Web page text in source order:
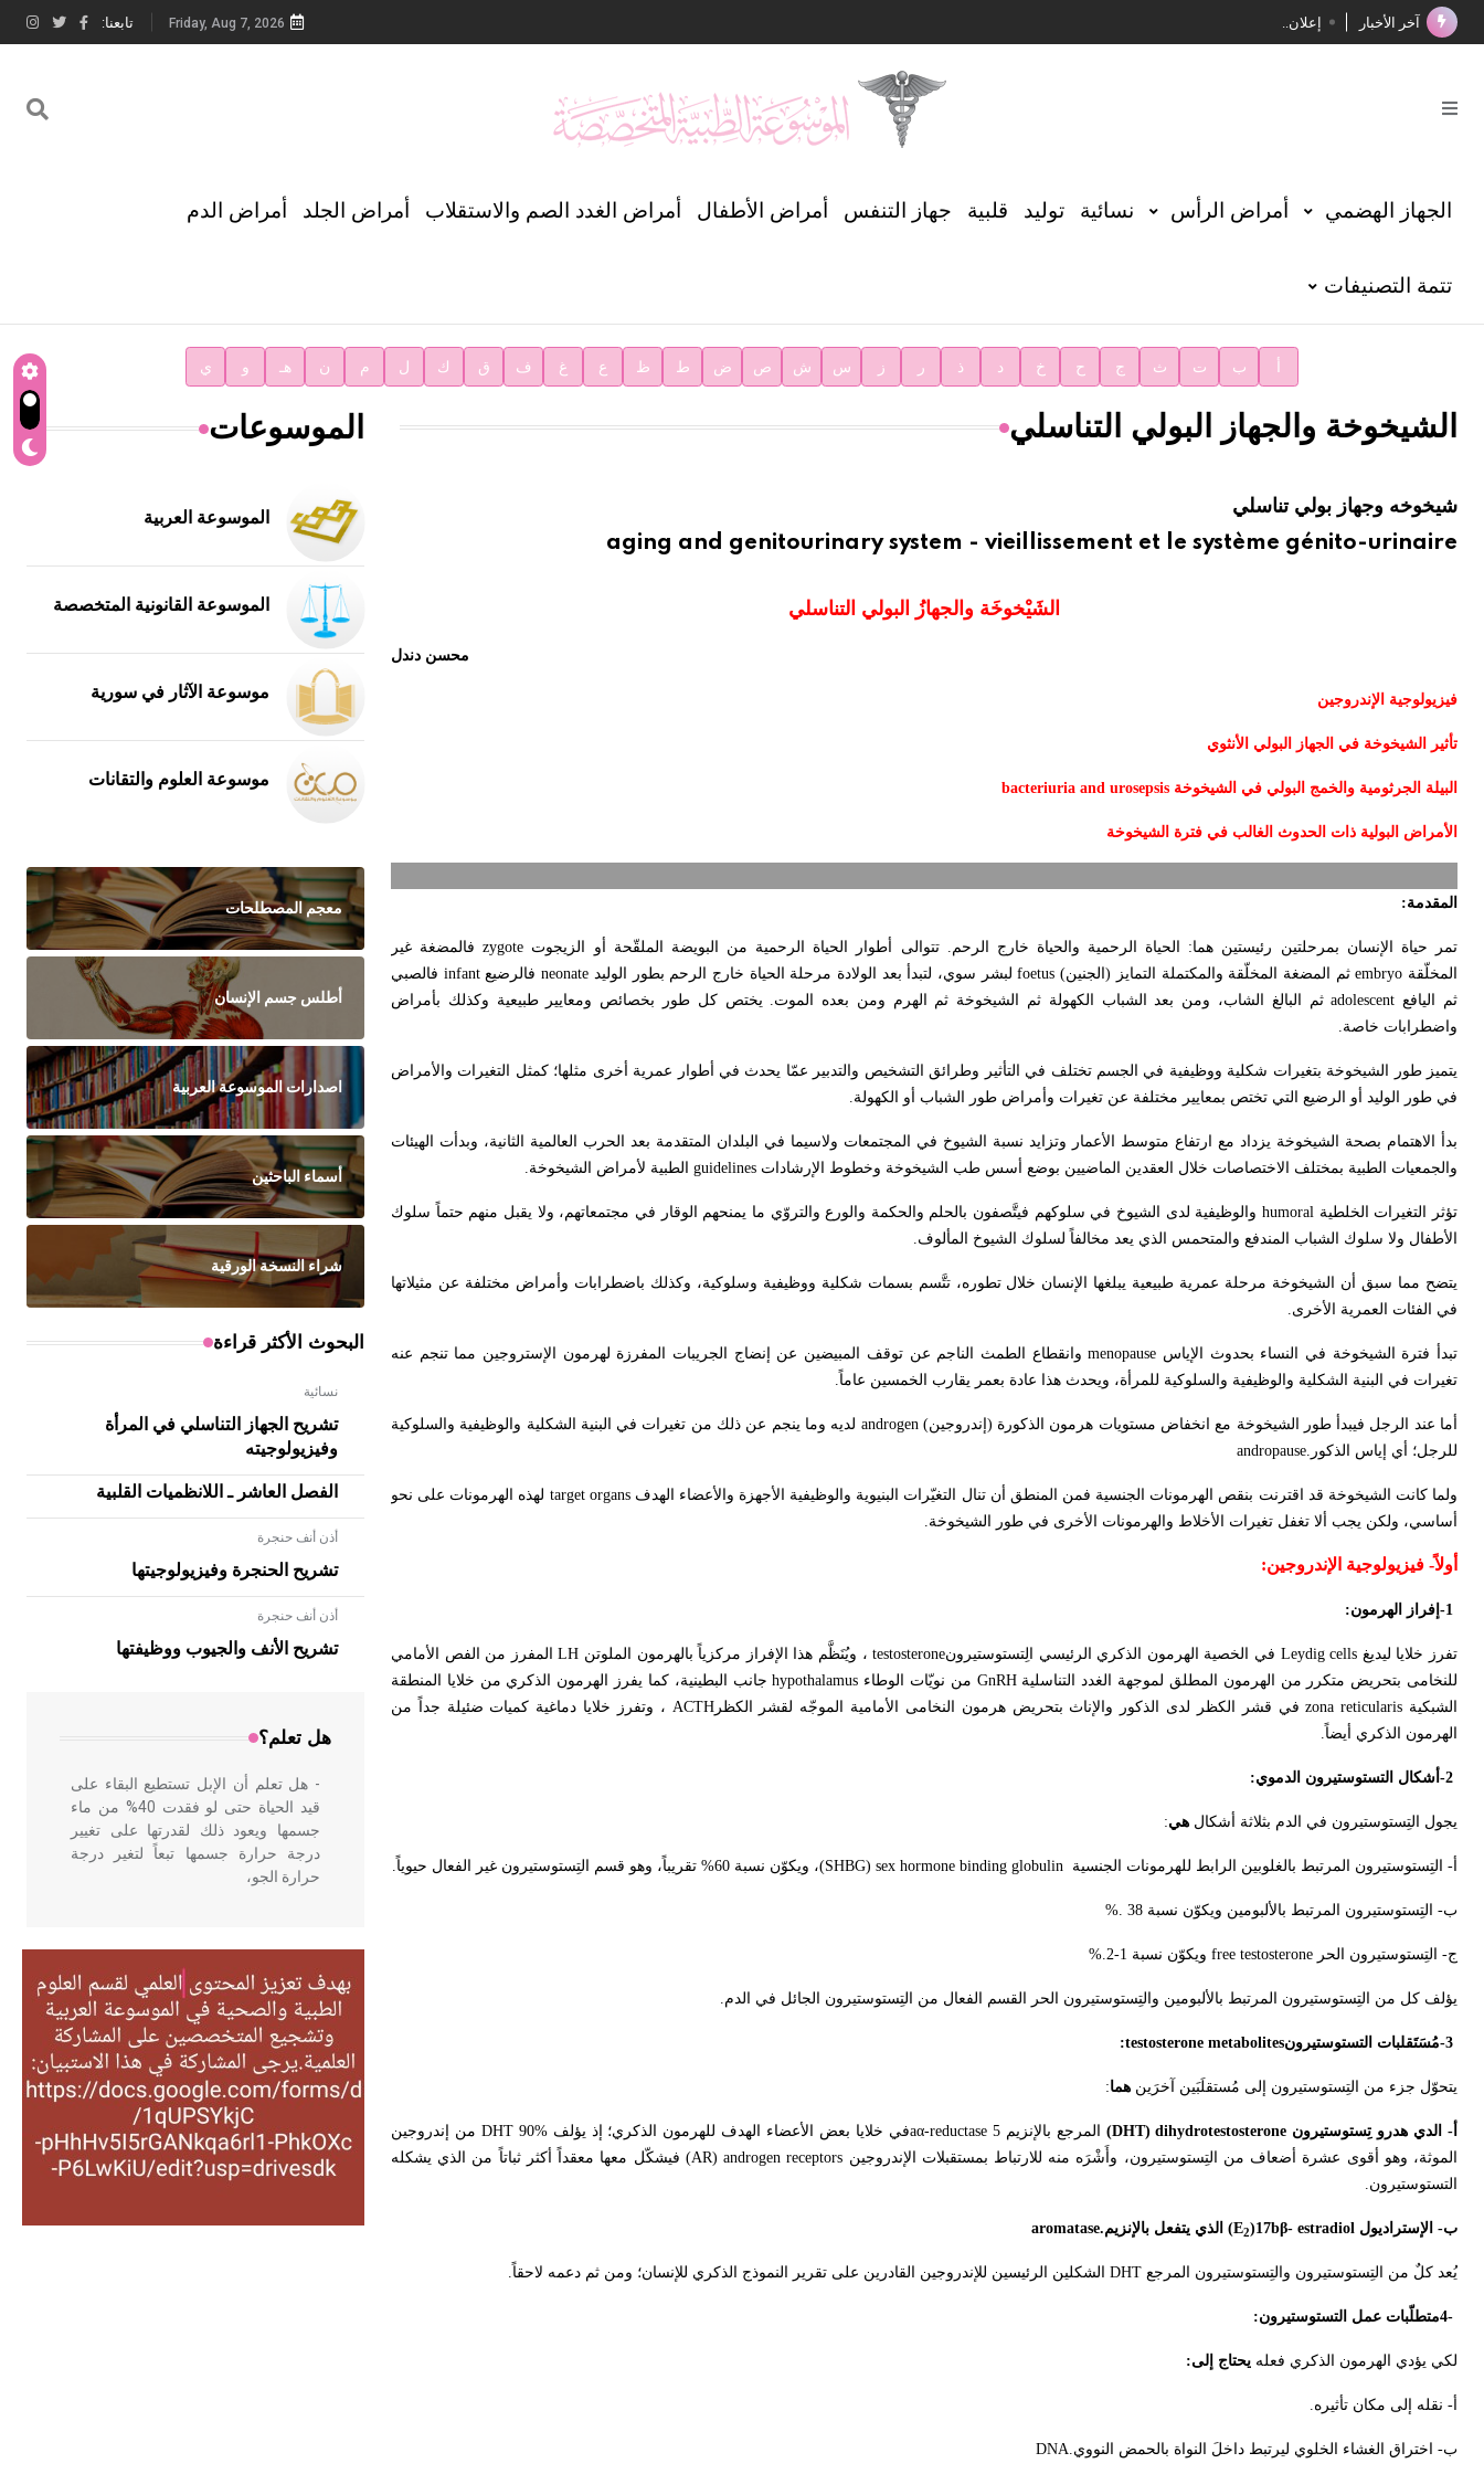
آخر الأخبار إعلان..
توصيات مجلس الإدارة
الأستاذ إياد خالد الطباع مدير عام لهيئة الموسوعة العربية
Friday, Aug 7, 2026 تابعنا:
الجهاز الهضمي أمراض الرأس نسائية توليد قلبية جهاز التنفس أمراض الأطفال أمراض الغدد الصم والاستقلاب أمراض الجلد أمراض الدم
تتمة التصنيفات
ب ت ث ج ح خ د ذ ر ز س ش ص ض ط ظ ع غ ف ق ك ل م ن هـ و ي
الشيخوخة والجهاز البولي التناسلي
شيخوخه وجهاز بولي تناسلي
aging and genitourinary system - vieillissement et le système génito-urinaire
الشَيْخوخَة والجهازُ البولي التناسلي
محسن دندل
فيزيولوجية الإندروجين
تأثير الشيخوخة في الجهاز البولي الأنثوي
البيلة الجرثومية والخمج البولي في الشيخوخة bacteriuria and urosepsis
الأمراض البولية ذات الحدوث الغالب في فترة الشيخوخة
المقدمة:
تمر حياة الإنسان بمرحلتين رئيستين هما: الحياة الرحمية والحياة خارج الرحم. تتوالى أطوار الحياة الرحمية من البويضة الملقّحة أو الزيجوت zygote فالمضغة غير
المخلّقة embryoثم المضغة المخلّقة والمكتملة التمايز (الجنين)foetus لبشر سوي، لتبدأ بعد الولادة مرحلة الحياة خارج الرحم بطور الوليد neonate فالرضيعinfant فالصبي
ثم اليافعadolescentثم البالغ الشاب، ومن بعد الشباب الكهولة ثم الشيخوخة ثم الهرم ومن بعده الموت. يختص كل طور بخصائص ومعايير طبيعية وكذلك بأمراض
واضطرابات خاصة.
يتميز طور الشيخوخة بتغيرات شكلية ووظيفية في الجسم تختلف في التأثير وطرائق التشخيص والتدبير عمّا يحدث في أطوار عمرية أخرى مثلها؛ كمثل التغيرات والأمراض
في طور الوليد أو الرضيع التي تختص بمعايير مختلفة عن تغيرات وأمراض طور الشباب أو الكهولة.
بدأ الاهتمام بصحة الشيخوخة يزداد مع ارتفاع متوسط الأعمار وتزايد نسبة الشيوخ في المجتمعات ولاسيما في البلدان المتقدمة بعد الحرب العالمية الثانية، وبدأت الهيئات
والجمعيات الطبية بمختلف الاختصاصات خلال العقدين الماضيين بوضع أسس طب الشيخوخة وخطوط الإرشادات guidelines الطبية لأمراض الشيخوخة.
تؤثر التغيرات الخلطية humoral والوظيفية لدى الشيوخ في سلوكهم فيتَّصفون بالحلم والحكمة والورع والتروّي ما يمنحهم الوقار في مجتمعاتهم، ولا يقبل منهم حتماً سلوك
الأطفال ولا سلوك الشباب المندفع والمتحمس الذي يعد مخالفاً لسلوك الشيوخ المألوف.
يتضح مما سبق أن الشيخوخة مرحلة عمرية طبيعية يبلغها الإنسان خلال تطوره، تتَّسم بسمات شكلية ووظيفية وسلوكية، وكذلك باضطرابات وأمراض مختلفة عن مثيلاتها
في الفئات العمرية الأخرى.
تبدأ فترة الشيخوخة في النساء بحدوث الإياس menopause وانقطاع الطمث الناجم عن توقف المبيضين عن إنضاج الجريبات المفرزة لهرمون الإستروجين مما تنجم عنه
تغيرات في البنية الشكلية والوظيفية والسلوكية للمرأة، ويحدث هذا عادة بعمر يقارب الخمسين عاماً.
أما عند الرجل فيبدأ طور الشيخوخة مع انخفاض مستويات هرمون الذكورة (إندروجين) androgen لديه وما ينجم عن ذلك من تغيرات في البنية الشكلية والوظيفية والسلوكية
للرجل؛ أي إياس الذكور andropause.
ولما كانت الشيخوخة قد اقترنت بنقص الهرمونات الجنسية فمن المنطق أن تنال التغيّرات البنيوية والوظيفية الأجهزة والأعضاء الهدف target organs لهذه الهرمونات على نحو
أساسي، ولكن يجب ألا تغفل تغيرات الأخلاط والهرمونات الأخرى في طور الشيخوخة.
أولاً- فيزيولوجية الإندروجين:
-1 إفراز الهرمون:
تفرز خلايا ليديغ Leydig cells في الخصية الهرمون الذكري الرئيسي الِتستوستيرونtestosterone ، ويُنَظَّم هذا الإفراز مركزياً بالهرمون الملوتن LH المفرز من الفص الأمامي
للنخامى بتحريض متكرر من الهرمون المطلق لموجهة الغدد التناسلية GnRH من نويّات الوطاء hypothalamus جانب البطينية، كما يفرز الهرمون الذكري من خلايا المنطقة
الشبكية zona reticularis في قشر الكظر لدى الذكور والإناث بتحريض هرمون النخامى الأمامية الموجّه لقشر الكظرACTH ، وتفرز خلايا دماغية كميات ضئيلة جداً من
الهرمون الذكري أيضاً.
-2 أشكال التستوستيرون الدموي:
يجول التِستوستيرون في الدم بثلاثة أشكال هي:
أ- التِستوستيرون المرتبط بالغلوبين الرابط للهرمونات الجنسية (SHBG) sex hormone binding globulin، ويكوّن نسبة 60% تقريباً، وهو قسم التِستوستيرون غير الفعال حيوياً .
ب- التِستوستيرون المرتبط بالألبومين ويكوّن نسبة 38 %.
ج- التِستوستيرون الحر free testosterone ويكوّن نسبة 1-2 %.
يؤلف كل من التِستوستيرون المرتبط بالألبومين والتِستوستيرون الحر القسم الفعال من التِستوستيرون الجائل في الدم.
-3مُسَتَقلبات التستوستيرون:testosterone metabolites
يتحوّل جزء من التِستوستيرون إلى مُستقلَبَين آخرَين هما:
أ- الدي هدرو تِستوستيرون (DHT)dihydrotestosterone المرجع بالإنزيم 5 aα-reductaseفي خلايا بعض الأعضاء الهدف للهرمون الذكري؛ إذ يؤلف DHT 90% من إندروجين
الموثة، وهو أقوى عشرة أضعاف من التِستوستيرون، وأَشْرَه منه للارتباط بمستقبلات الإندروجين (AR) androgen receptors فيشكّل معها معقداً أكثر ثباتاً من الذي يشكله
التستوستيرون.
ب- الإستراديول (E2)17bβ- estradiol الذي يتفعل بالإنزيمaromatase.
يُعد كلٌ من التِستوستيرون والتِستوستيرون المرجع DHT الشكلين الرئيسين للإندروجين القادرين على تقرير النموذج الذكري للإنسان؛ ومن ثم دعمه لاحقاً.
4-متطلّبات عمل التستوستيرون:
لكي يؤدي الهرمون الذكري فعله يحتاج إلى:
أ- نقله إلى مكان تأثيره.
ب- اختراق الغشاء الخلوي ليرتبط داخلَ النواة بالحمض النوويDNA.
الموسوعات
الموسوعة العربية
الموسوعة القانونية المتخصصة
موسوعة الآثار في سورية
موسوعة العلوم والتقانات
معجم المصطلحات
أطلس جسم الإنسان
اصدارات الموسوعة العربية
أسماء الباحثين
شراء النسخة الورقية
البحوث الأكثر قراءة
نسائية
تشريح الجهاز التناسلي في المرأة
وفيزيولوجيته
الفصل العاشر ـ اللانظميات القلبية
أذن أنف حنجرة
تشريح الحنجرة وفيزيولوجيتها
أذن أنف حنجرة
تشريح الأنف والجيوب ووظيفتها
هل تعلم؟
- هل تعلم أن الأبلق نوع من الفنون
الهندسية التي ارتبطت بالعمارة الإسلامية
في بلاد الشام ومصر خاصة، حيث يحرص
- هل تعلم أن الإبل تستطيع البقاء على
قيد الحياة حتى لو فقدت 40% من ماء
جسمها ويعود ذلك لقدرتها على تغيير
درجة حرارة جسمها تبعاً لتغير درجة
حرارة الجو،
- هل تعلم أن أبقراط كتب في الطب
أربعة مؤلفات هي: الحكم، الأدلة، تنظيم
التغذية، ورسالته في جروح الرأس.
ويعود له الفضل بأنه حرر الطب من
الدين والفلسفة.
- هل تعلم أن المرجان إفراز حيواني
يتكون في البحر ويتركب من مادة
كربونات الكلسيوم، وهو أحمر أو شديد
الحمرة وهو أجود أنواعه، ويمتاز بكبر